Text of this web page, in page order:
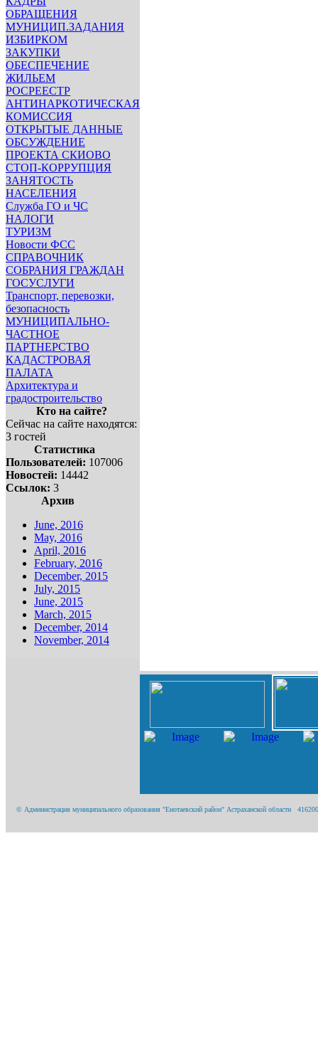
ОБРАЩЕНИЯ
МУНИЦИП.ЗАДАНИЯ
ИЗБИРКОМ
ЗАКУПКИ
ОБЕСПЕЧЕНИЕ
ЖИЛЬЕМ
РОСРЕЕСТР
АНТИНАРКОТИЧЕСКАЯ
КОМИССИЯ
ОТКРЫТЫЕ ДАННЫЕ
ОБСУЖДЕНИЕ
ПРОЕКТА СКИОВО
СТОП-КОРРУПЦИЯ
ЗАНЯТОСТЬ
НАСЕЛЕНИЯ
Служба ГО и ЧС
НАЛОГИ
ТУРИЗМ
Новости ФСС
СПРАВОЧНИК
СОБРАНИЯ ГРАЖДАН
ГОСУСЛУГИ
Транспорт, перевозки,
безопасность
МУНИЦИПАЛЬНО-
ЧАСТНОЕ
ПАРТНЕРСТВО
КАДАСТРОВАЯ
ПАЛАТА
Архитектура и
градостроительство
Кто на сайте?
Сейчас на сайте находятся:
3 гостей
Статистика
Пользователей: 107006
Новостей: 14442
Ссылок: 3
Архив
June, 2016
May, 2016
April, 2016
February, 2016
December, 2015
July, 2015
June, 2015
March, 2015
December, 2014
November, 2014
© Администрация муниципального образования "Енотаевский район" Астраханской области